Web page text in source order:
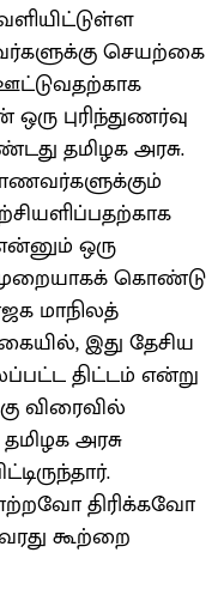
செயற்கை
புரிந்துணர்வு
தமிழக அரசு.
ஒரு
கொண்டு
மாநிலத்
இது தேசிய
திட்டம் என்று
விரைவில்
அரசு
திரிக்கவோ
கூற்றை